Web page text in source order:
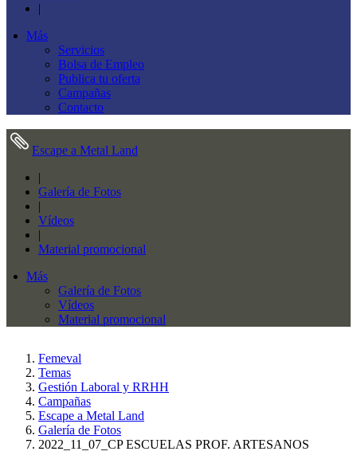
|
Más
Servicios
Bolsa de Empleo
Publica tu oferta
Campañas
Contacto
Escape a Metal Land
|
Galería de Fotos
|
Vídeos
|
Material promocional
Más
Galería de Fotos
Vídeos
Material promocional
Femeval
Temas
Gestión Laboral y RRHH
Campañas
Escape a Metal Land
Galería de Fotos
2022_11_07_CP ESCUELAS PROF. ARTESANOS